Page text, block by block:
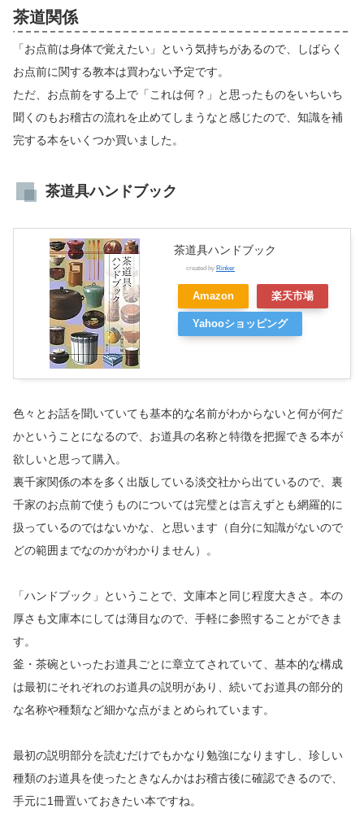
茶道関係
「お点前は身体で覚えたい」という気持ちがあるので、しばらく
お点前に関する教本は買わない予定です。
ただ、お点前をする上で「これは何？」と思ったものをいちいち
聞くのもお稽古の流れを止めてしまうなと感じたので、知識を補
完する本をいくつか買いました。
茶道具ハンドブック
茶道具ハンドブック
created by Rinker
Amazon 楽天市場
Yahooショッピング
色々とお話を聞いていても基本的な名前がわからないと何が何だ
かということになるので、お道具の名称と特徴を把握できる本が
欲しいと思って購入。
裏千家関係の本を多く出版している淡交社から出ているので、裏
千家のお点前で使うものについては完璧とは言えずとも網羅的に
扱っているのではないかな、と思います（自分に知識がないので
どの範囲までなのかがわかりません）。
「ハンドブック」ということで、文庫本と同じ程度大きさ。本の
厚さも文庫本にしては薄目なので、手軽に参照することができま
す。
釜・茶碗といったお道具ごとに章立てされていて、基本的な構成
は最初にそれぞれのお道具の説明があり、続いてお道具の部分的
な名称や種類など細かな点がまとめられています。
最初の説明部分を読むだけでもかなり勉強になりますし、珍しい
種類のお道具を使ったときなんかはお稽古後に確認できるので、
手元に1冊置いておきたい本ですね。